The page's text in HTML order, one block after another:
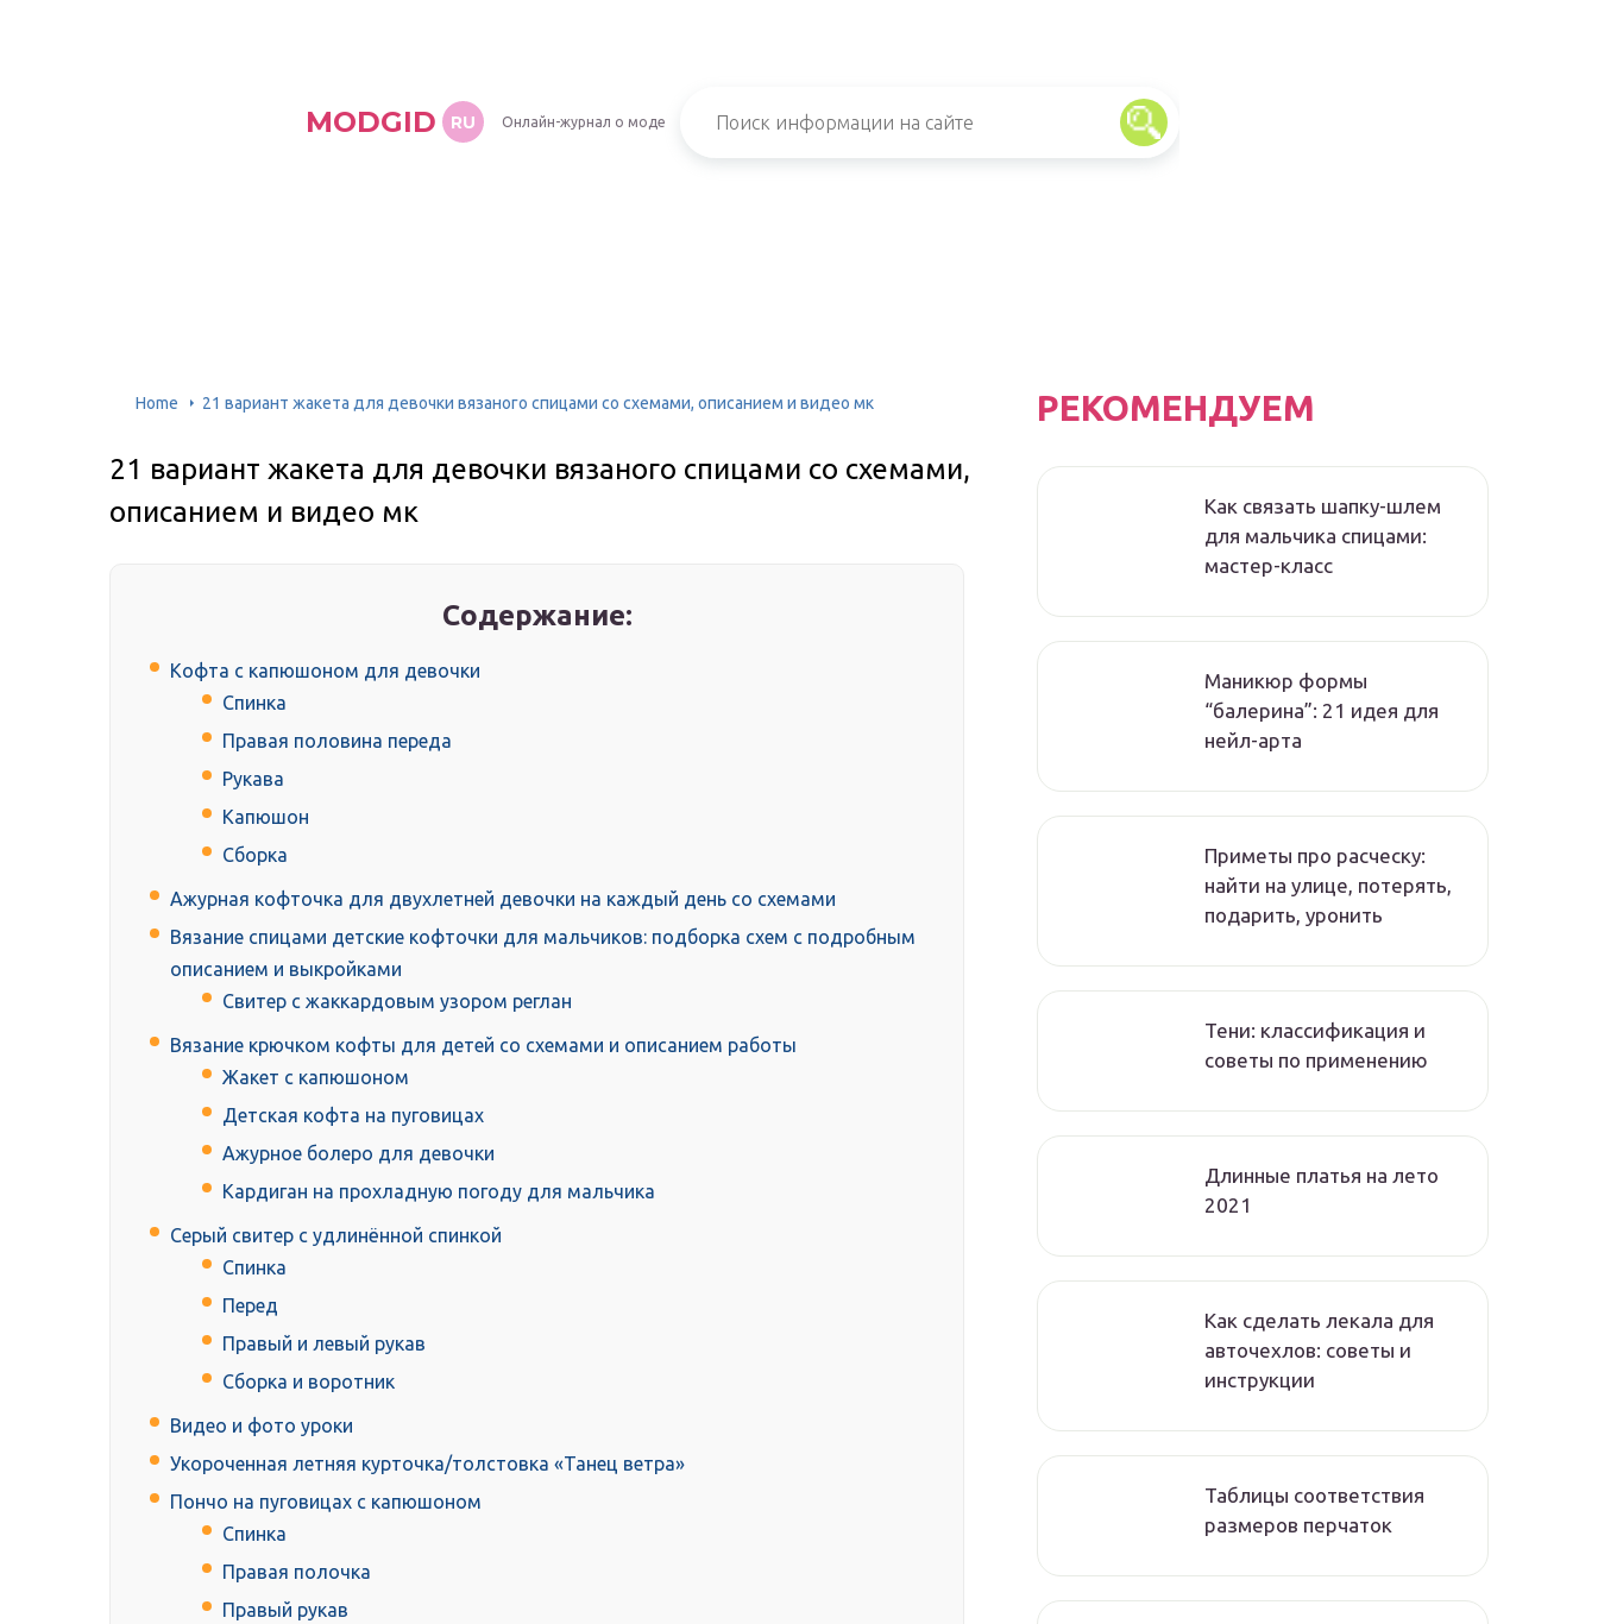
MODGID RU Онлайн-журнал о моде
Home 21 вариант жакета для девочки вязаного спицами со схемами, описанием и видео мк
21 вариант жакета для девочки вязаного спицами со схемами,
описанием и видео мк
Содержание:
Кофта с капюшоном для девочки
Спинка
Правая половина переда
Рукава
Капюшон
Сборка
Ажурная кофточка для двухлетней девочки на каждый день со схемами
Вязание спицами детские кофточки для мальчиков: подборка схем с подробным
описанием и выкройками
Свитер с жаккардовым узором реглан
Вязание крючком кофты для детей со схемами и описанием работы
Жакет с капюшоном
Детская кофта на пуговицах
Ажурное болеро для девочки
Кардиган на прохладную погоду для мальчика
Серый свитер с удлинённой спинкой
Спинка
Перед
Правый и левый рукав
Сборка и воротник
Видео и фото уроки
Укороченная летняя курточка/толстовка «Танец ветра»
Пончо на пуговицах с капюшоном
Спинка
Правая полочка
Правый рукав
РЕКОМЕНДУЕМ
Как связать шапку-шлем
для мальчика спицами:
мастер-класс
Маникюр формы
“балерина”: 21 идея для
нейл-арта
Приметы про расческу:
найти на улице, потерять,
подарить, уронить
Тени: классификация и
советы по применению
Длинные платья на лето
2021
Как сделать лекала для
авточехлов: советы и
инструкции
Таблицы соответствия
размеров перчаток